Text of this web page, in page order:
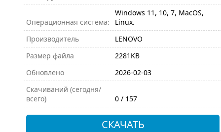
Операционная система:
Windows 11, 10, 7, MacOS,
Linux.
Производитель
LENOVO
Размер файла
2281KB
Обновлено
2026-02-03
Скачиваний (сегодня/
всего)
0 / 157
СКАЧАТЬ